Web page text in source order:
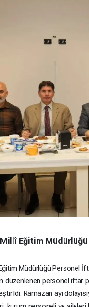
Eğitim
Müdürlüğü Personel
düzenlenen personel iftar
Ramazan ayı